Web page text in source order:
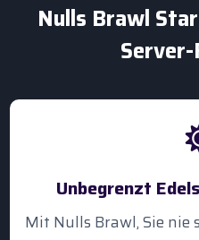
Nulls Brawl
Unbegrenzt
Mit Nulls Brawl, Sie nie